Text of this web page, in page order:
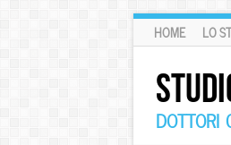
HOME LO
DOTTORI